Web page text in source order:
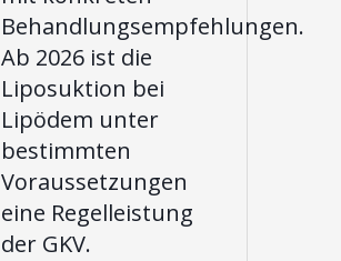
Behandlungsempfehlungen.
Ab 2026 ist die
Liposuktion bei
Lipödem unter
bestimmten
Voraussetzungen
eine Regelleistung
der GKV.